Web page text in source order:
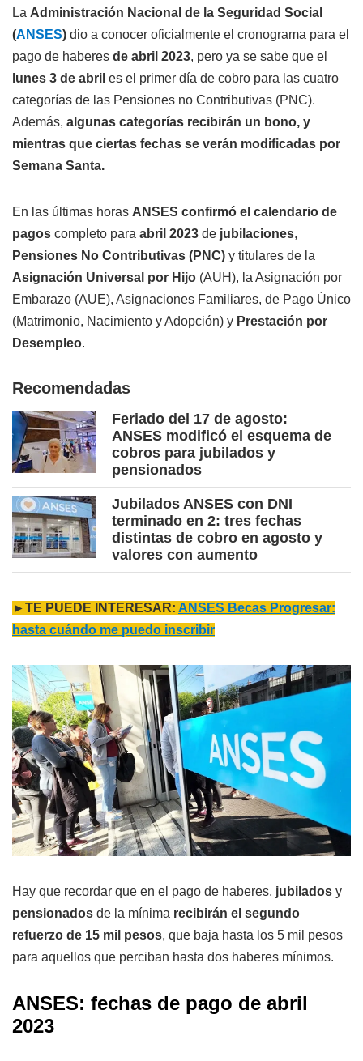
La Administración Nacional de la Seguridad Social
(ANSES) dio a conocer oficialmente el cronograma para el
pago de haberes de abril 2023, pero ya se sabe que el
lunes 3 de abril es el primer día de cobro para las cuatro
categorías de las Pensiones no Contributivas (PNC).
Además, algunas categorías recibirán un bono, y
mientras que ciertas fechas se verán modificadas por
Semana Santa.
En las últimas horas ANSES confirmó el calendario de
pagos completo para abril 2023 de jubilaciones,
Pensiones No Contributivas (PNC) y titulares de la
Asignación Universal por Hijo (AUH), la Asignación por
Embarazo (AUE), Asignaciones Familiares, de Pago Único
(Matrimonio, Nacimiento y Adopción) y Prestación por
Desempleo.
Recomendadas
Feriado del 17 de agosto:
ANSES modificó el esquema de
cobros para jubilados y
pensionados
Jubilados ANSES con DNI
terminado en 2: tres fechas
distintas de cobro en agosto y
valores con aumento
►TE PUEDE INTERESAR: ANSES Becas Progresar:
hasta cuándo me puedo inscribir
Hay que recordar que en el pago de haberes, jubilados y
pensionados de la mínima recibirán el segundo
refuerzo de 15 mil pesos, que baja hasta los 5 mil pesos
para aquellos que perciban hasta dos haberes mínimos.
ANSES: fechas de pago de abril
2023